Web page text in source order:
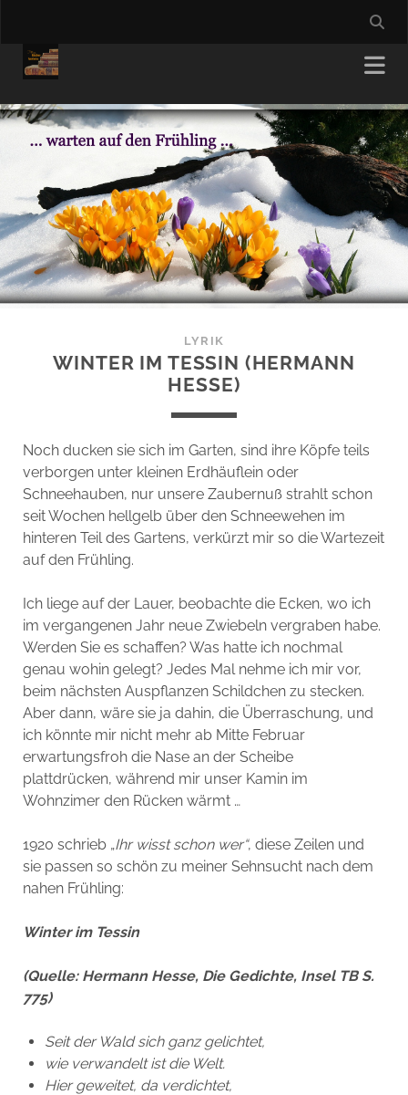
LYRIK
WINTER IM TESSIN (HERMANN
HESSE)
Noch ducken sie sich im Garten, sind ihre Köpfe teils
verborgen unter kleinen Erdhäuflein oder
Schneehauben, nur unsere Zaubernuß strahlt schon
seit Wochen hellgelb über den Schneewehen im
hinteren Teil des Gartens, verkürzt mir so die Wartezeit
auf den Frühling.
Ich liege auf der Lauer, beobachte die Ecken, wo ich
im vergangenen Jahr neue Zwiebeln vergraben habe.
Werden Sie es schaffen? Was hatte ich nochmal
genau wohin gelegt? Jedes Mal nehme ich mir vor,
beim nächsten Auspflanzen Schildchen zu stecken.
Aber dann, wäre sie ja dahin, die Überraschung, und
ich könnte mir nicht mehr ab Mitte Februar
erwartungsfroh die Nase an der Scheibe
plattdrücken, während mir unser Kamin im
Wohnzimer den Rücken wärmt …
1920 schrieb „Ihr wisst schon wer“, diese Zeilen und
sie passen so schön zu meiner Sehnsucht nach dem
nahen Frühling:
Winter im Tessin
(Quelle: Hermann Hesse, Die Gedichte, Insel TB S.
775)
Seit der Wald sich ganz gelichtet,
wie verwandelt ist die Welt.
Hier geweitet, da verdichtet,